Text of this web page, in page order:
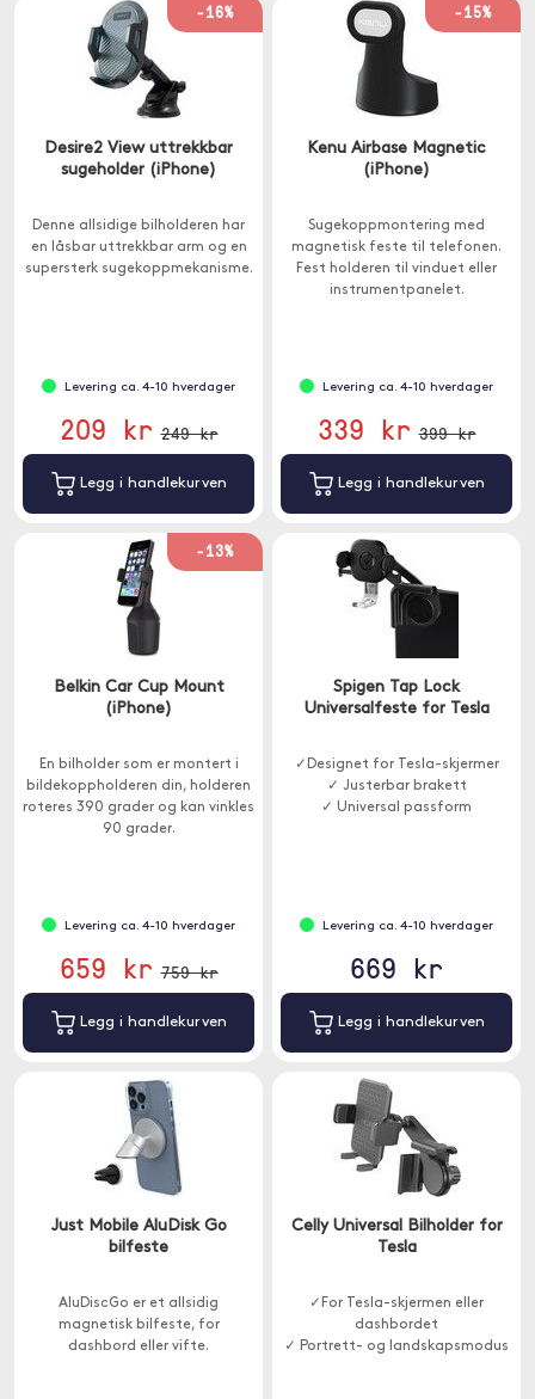
-16%
Desire2 View uttrekkbar
sugeholder (iPhone)
Denne allsidige bilholderen har
en låsbar uttrekkbar arm og en
supersterk sugekoppmekanisme.
Levering ca. 4-10 hverdager
209 kr 249 kr
Legg i handlekurven
-15%
Kenu Airbase Magnetic
(iPhone)
Sugekoppmontering med
magnetisk feste til telefonen.
Fest holderen til vinduet eller
instrumentpanelet.
Levering ca. 4-10 hverdager
339 kr 399 kr
Legg i handlekurven
-13%
Belkin Car Cup Mount
(iPhone)
En bilholder som er montert i
bildekoppholderen din, holderen
roteres 390 grader og kan vinkles
90 grader.
Levering ca. 4-10 hverdager
659 kr 759 kr
Legg i handlekurven
Spigen Tap Lock
Universalfeste for Tesla
✓Designet for Tesla-skjermer
✓ Justerbar brakett
✓ Universal passform
Levering ca. 4-10 hverdager
669 kr
Legg i handlekurven
Just Mobile AluDisk Go
bilfeste
AluDiscGo er et allsidig
magnetisk bilfeste, for
dashbord eller vifte.
Celly Universal Bilholder for
Tesla
✓For Tesla-skjermen eller
dashbordet
✓ Portrett- og landskapsmodus